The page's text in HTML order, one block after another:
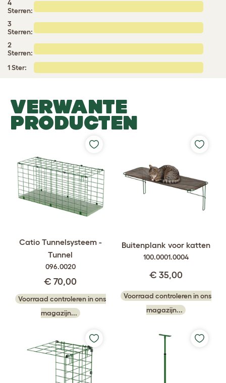
4
Sterren:
3
Sterren:
2
Sterren:
1 Ster:
VERWANTE
PRODUCTEN
Catio Tunnelsysteem -
Tunnel
096.0020
€ 70,00
Voorraad controleren in ons
magazijn...
Buitenplank voor katten
100.0001.0004
€ 35,00
Voorraad controleren in ons
magazijn...